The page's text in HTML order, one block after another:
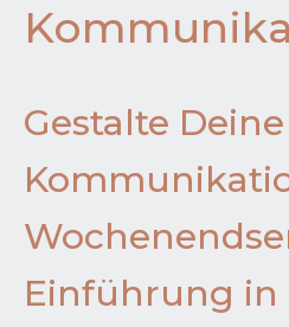
Gestalte Deine
Einführung in